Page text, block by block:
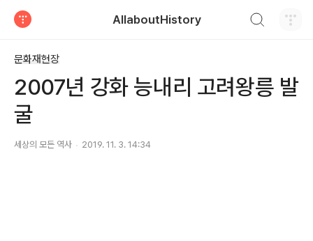
AllaboutHistory
문화재현장
2007년 강화 능내리 고려왕릉 발
굴
세상의 모든 역사 2019. 11. 3. 14:34